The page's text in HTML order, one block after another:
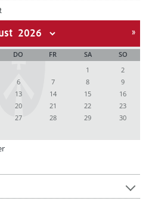
DO FR SA
SO
1
2
6 7 8
9
13 14 15
16
20 21 22
23
27 28 29
30